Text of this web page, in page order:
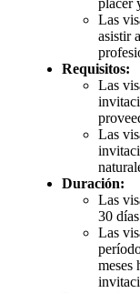
Las
asistir
Requisitos:
Las
Las
Duración:
Las
30
Las
meses